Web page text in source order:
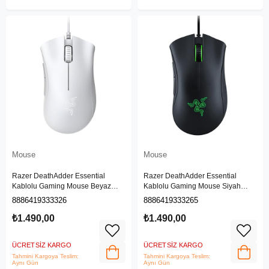
Mouse
Razer DeathAdder Essential
Kablolu Gaming Mouse Beyaz
(RZ01-03850200-R3M1)
8886419333326
₺1.490,00
ÜCRETSIZ KARGO
Tahmini Kargoya Teslim:
Aynı Gün
Mouse
Razer DeathAdder Essential
Kablolu Gaming Mouse Siyah
(RZ01-03850100-R3M1)
8886419333265
₺1.490,00
ÜCRETSIZ KARGO
Tahmini Kargoya Teslim:
Aynı Gün